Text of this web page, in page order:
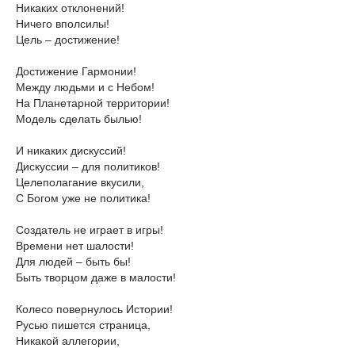
Никаких отклонений!
Ничего вполсилы!
Цель – достижение!
Достижение Гармонии!
Между людьми и с Небом!
На Планетарной территории!
Модель сделать былью!
И никаких дискуссий!
Дискуссии – для политиков!
Целеполагание вкусили,
С Богом уже не политика!
Создатель не играет в игры!
Времени нет шалости!
Для людей – быть бы!
Быть творцом даже в малости!
Колесо повернулось Истории!
Русью пишется страница,
Никакой аллегории,